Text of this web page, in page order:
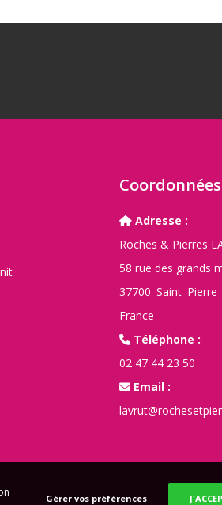
Coordonnées
Adresse :
Roches & Pierres
58 rue des grands
37700 Saint Pierre
France
Téléphone :
02 47 44 23 50
Email :
Gérer vos préférences